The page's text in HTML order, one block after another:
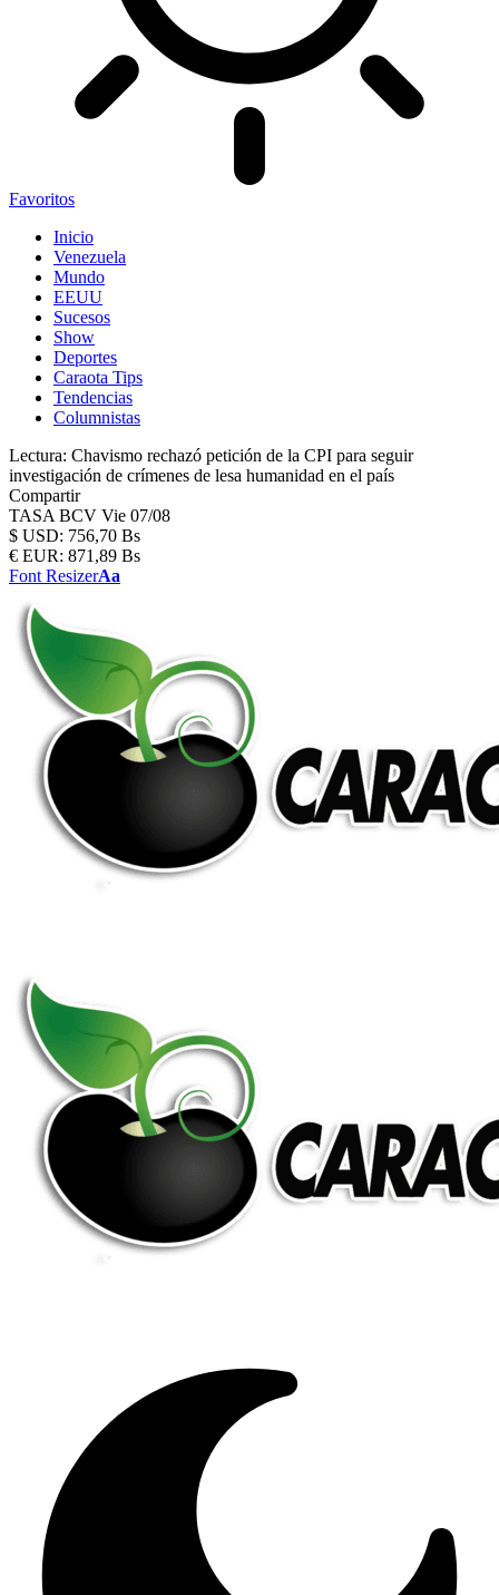
Favoritos
Inicio
Venezuela
Mundo
EEUU
Sucesos
Show
Deportes
Caraota Tips
Tendencias
Columnistas
Lectura: Chavismo rechazó petición de la CPI para seguir
investigación de crímenes de lesa humanidad en el país
Compartir
TASA BCV Vie 07/08
$ USD: 756,70 Bs
€ EUR: 871,89 Bs
Font ResizerAa